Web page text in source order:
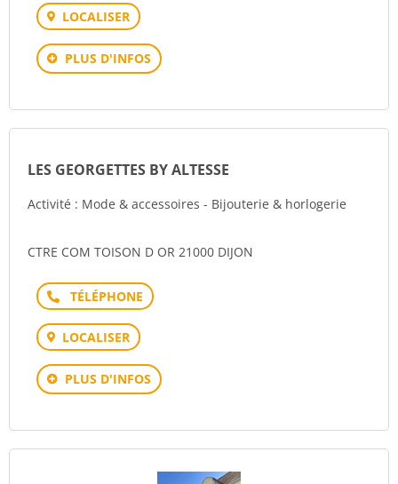
LOCALISER
PLUS D'INFOS
LES GEORGETTES BY ALTESSE
Activité : Mode & accessoires - Bijouterie & horlogerie
CTRE COM TOISON D OR 21000 DIJON
Téléphone
LOCALISER
PLUS D'INFOS